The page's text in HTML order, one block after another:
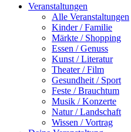
Veranstaltungen
Alle Veranstaltungen
Kinder / Familie
Märkte / Shopping
Essen / Genuss
Kunst / Literatur
Theater / Film
Gesundheit / Sport
Feste / Brauchtum
Musik / Konzerte
Natur / Landschaft
Wissen / Vortrag